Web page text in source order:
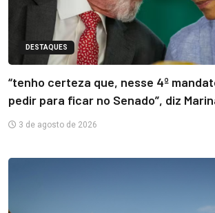
DESTAQUES
“tenho certeza que, nesse 4º
pedir para ficar no Senado”, diz
3 de agosto de 2026